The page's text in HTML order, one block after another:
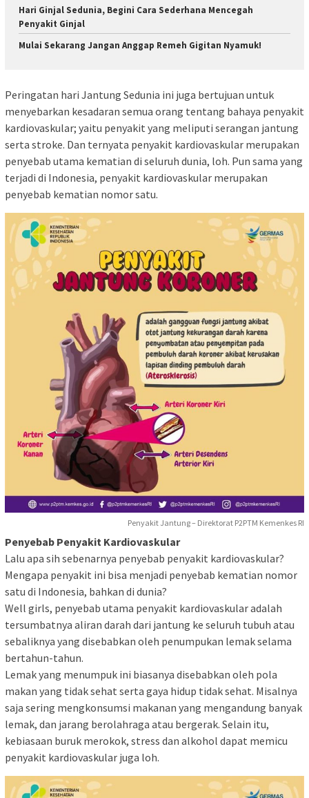
Hari Ginjal Sedunia, Begini Cara Sederhana Mencegah
Penyakit Ginjal
Mulai Sekarang Jangan Anggap Remeh Gigitan Nyamuk!
Peringatan hari Jantung Sedunia ini juga bertujuan untuk
menyebarkan kesadaran semua orang tentang bahaya penyakit
kardiovaskular; yaitu penyakit yang meliputi serangan jantung
serta stroke. Dan ternyata penyakit kardiovaskular merupakan
penyebab utama kematian di seluruh dunia, loh. Pun sama yang
terjadi di Indonesia, penyakit kardiovaskular merupakan
penyebab kematian nomor satu.
Penyakit Jantung – Direktorat P2PTM Kemenkes RI
Penyebab Penyakit Kardiovaskular
Lalu apa sih sebenarnya penyebab penyakit kardiovaskular?
Mengapa penyakit ini bisa menjadi penyebab kematian nomor
satu di Indonesia, bahkan di dunia?
Well girls, penyebab utama penyakit kardiovaskular adalah
tersumbatnya aliran darah dari jantung ke seluruh tubuh atau
sebaliknya yang disebabkan oleh penumpukan lemak selama
bertahun-tahun.
Lemak yang menumpuk ini biasanya disebabkan oleh pola
makan yang tidak sehat serta gaya hidup tidak sehat. Misalnya
saja sering mengkonsumsi makanan yang mengandung banyak
lemak, dan jarang berolahraga atau bergerak. Selain itu,
kebiasaan buruk merokok, stress dan alkohol dapat memicu
penyakit kardiovaskular juga loh.